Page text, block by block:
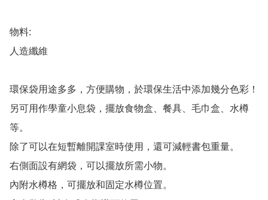
物料:
人造纖維
環保袋用途多多，方便購物，於環保生活中添加幾分色彩！
另可用作學童小息袋，擺放食物盒、餐具、毛巾盒、水樽
等。
除了可以在短暫離開課室時使用，還可減輕書包重量。
右側面設有網袋，可以擺放所需小物。
內附水樽格，可擺放和固定水樽位置。